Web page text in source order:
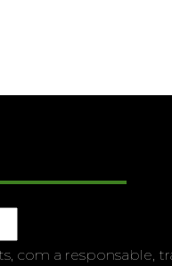
com a responsable,